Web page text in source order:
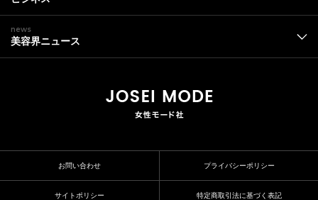
news
美容界ニュース
お問い合わせ プライバシーポリシー
サイトポリシー 特定商取引法に基づく表記